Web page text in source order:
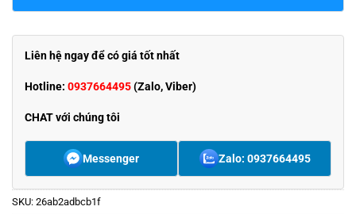
Liên hệ ngay để có giá tốt nhất
Hotline: 0937664495(Zalo, Viber)
CHAT với chúng tôi
Messenger Zalo: 0937664495
SKU: 26ab2adbcb1f